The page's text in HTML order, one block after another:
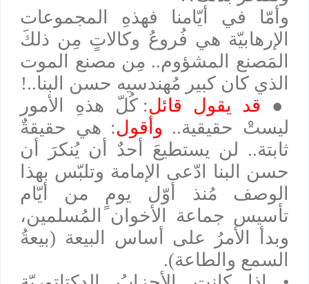
وأمّا في أيّامنا فهذهِ المجموعات
الإرهابيّة هي فُروعُ وكالاتٍ مِن ذلكَ
المَصنع المشؤوم.. مِن مصنع الموت
الذي كان كبير مُهندسيه حسن البنا..!
●
قد يقول قائل : كُلّ هذهِ الأمور
ليستْ حقيقية.. وأقول : هي حقيقةٌ
ثابتة.. لن يستطيعَ أحدٌ أن يُنكرَ أن
حسن البنا ادّعى الإمامة وتلبّس بهذا
الوصف مُنذ أوّل يومٍ من أيّام
تأسيس جماعة الأخوان المُسلمين،
وبدأ الأمرُ على أساس البيعة (بيعةُ
السمع والطاعة).